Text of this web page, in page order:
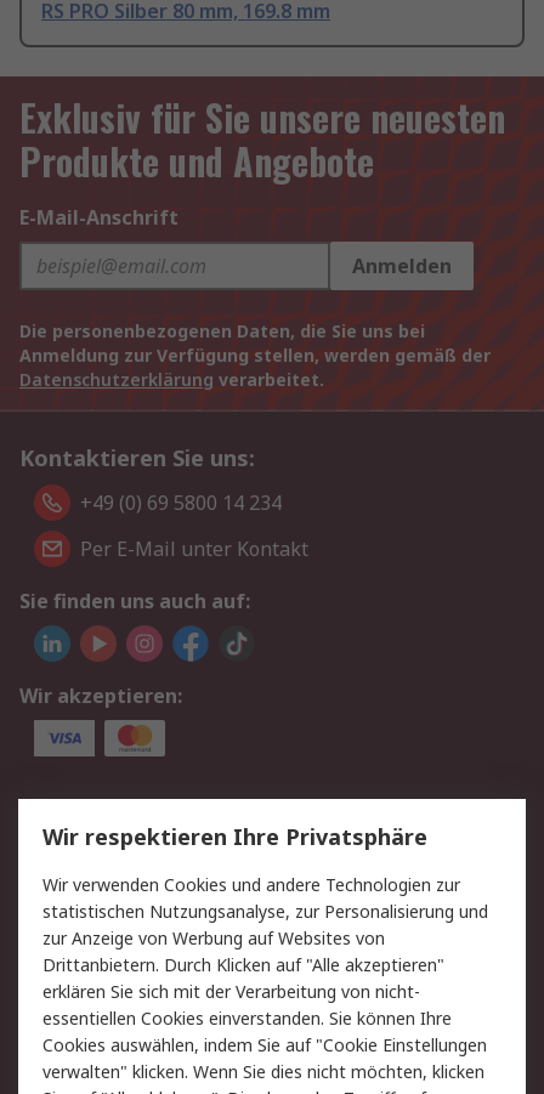
RS PRO Silber 80 mm, 169.8 mm
Exklusiv für Sie unsere neuesten
Produkte und Angebote
E-Mail-Anschrift
Anmelden
Die personenbezogenen Daten, die Sie uns bei
Anmeldung zur Verfügung stellen, werden gemäß der
Datenschutzerklärung verarbeitet.
Kontaktieren Sie uns:
+49 (0) 69 5800 14 234
Per E-Mail unter Kontakt
Sie finden uns auch auf:
Wir akzeptieren:
Service
Value Added Services
Lieferlösungen
Rücksendungen
Kontakt
Hilfe
Privatkunden
Rechtliches
AGB
Datenschutz
Cookie-Richtlinie
Zahlungsbedingungen
Wir respektieren Ihre Privatsphäre
Wir verwenden Cookies und andere Technologien zur
statistischen Nutzungsanalyse, zur Personalisierung und
zur Anzeige von Werbung auf Websites von
Drittanbietern. Durch Klicken auf "Alle akzeptieren"
erklären Sie sich mit der Verarbeitung von nicht-
essentiellen Cookies einverstanden. Sie können Ihre
Cookies auswählen, indem Sie auf "Cookie Einstellungen
verwalten" klicken. Wenn Sie dies nicht möchten, klicken